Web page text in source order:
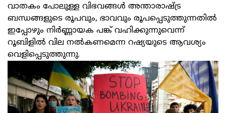
വാതകം പോലുള്ള വിഭവങ്ങള്‍ അന്താരാഷ്ട്ര
ബന്ധങ്ങളുടെ രൂപവും, ഭാവവും രൂപപ്പെടുത്തുന്നതില്‍
ഇപ്പോഴും നിര്‍ണ്ണായക പങ്ക് വഹിക്കുന്നുവെന്ന്
റൂബിളില്‍ വില നല്‍കണമെന്ന റഷ്യയുടെ ആവശ്യം
വെളിപ്പെടുത്തുന്നു.